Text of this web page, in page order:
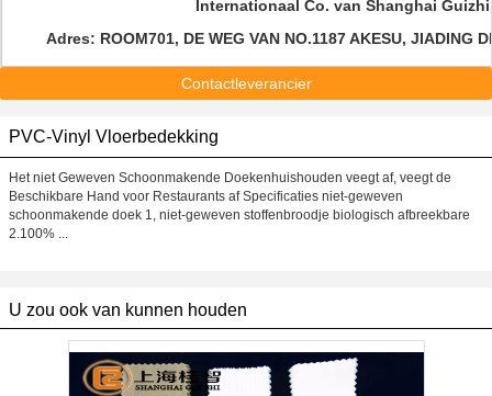
Internationaal Co. van Shanghai
Adres: ROOM701, DE WEG VAN NO.1187 AKESU, JIADING
Contactleverancier
PVC-Vinyl Vloerbedekking
Het niet Geweven Schoonmakende Doekenhuishouden veegt af, veegt de
Beschikbare Hand voor Restaurants af Specificaties niet-geweven
schoonmakende doek 1, niet-geweven stoffenbroodje biologisch afbreekbare
2.100% ...
U zou ook van kunnen houden